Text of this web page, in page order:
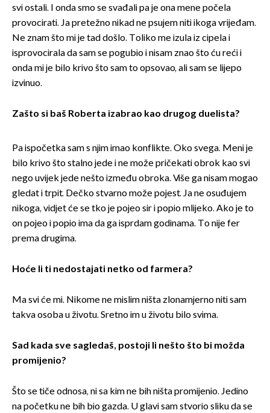
svi ostali. I onda smo se svađali pa je ona mene počela
provocirati. Ja pretežno nikad ne psujem niti ikoga vrijeđam.
Ne znam što mi je tad došlo. Toliko me izula iz cipela i
isprovocirala da sam se pogubio i nisam znao što ću reći i
onda mi je bilo krivo što sam to opsovao, ali sam se lijepo
izvinuo.
Zašto si baš Roberta izabrao kao drugog duelista?
Pa ispočetka sam s njim imao konflikte. Oko svega. Meni je
bilo krivo što stalno jede i ne može pričekati obrok kao svi
nego uvijek jede nešto između obroka. Više ga nisam mogao
gledat i trpit. Dečko stvarno može pojest. Ja ne osuđujem
nikoga, vidjet će se tko je pojeo sir i popio mlijeko. Ako je to
on pojeo i popio ima da ga isprdam godinama. To nije fer
prema drugima.
Hoće li ti nedostajati netko od farmera?
Ma svi će mi. Nikome ne mislim ništa zlonamjerno niti sam
takva osoba u životu. Sretno im u životu bilo svima.
Sad kada sve sagledaš, postoji li nešto što bi možda
promijenio?
Što se tiče odnosa, ni sa kim ne bih ništa promijenio. Jedino
na početku ne bih bio gazda. U glavi sam stvorio sliku da se